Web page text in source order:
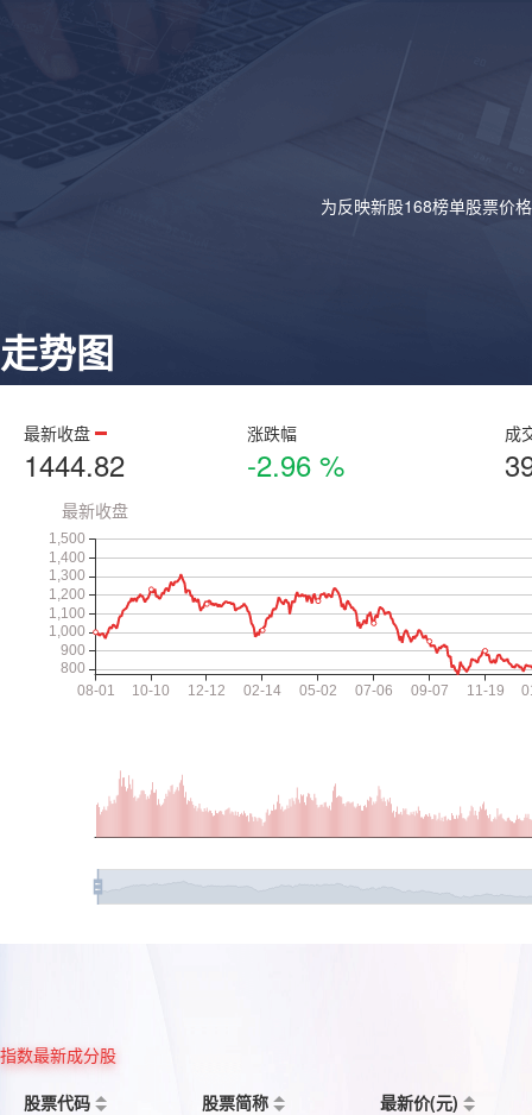
为反映新股168榜单股票价
走势图
最新收盘
1444.82
涨跌幅
-2.96 %
成
指数最新成分股
股票代码
股票简称 最新价(元)